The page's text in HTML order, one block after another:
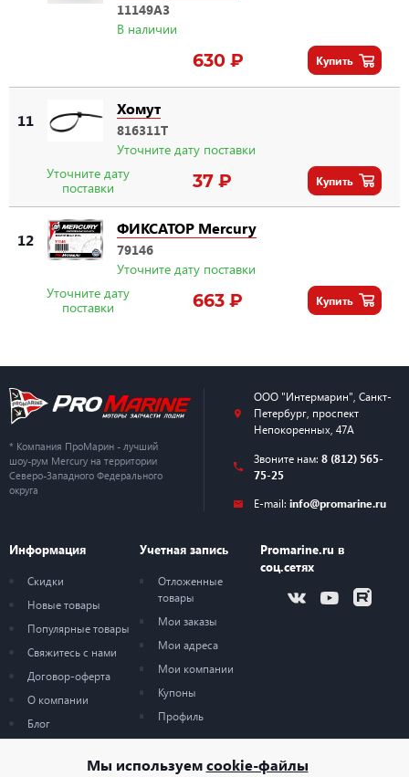
11149A3
В наличии
630 ₽ Купить
11
Хомут
816311T
Уточните дату поставки
Уточните дату
поставки
37 ₽ Купить
12
ФИКСАТОР Mercury
79146
Уточните дату поставки
Уточните дату
поставки
663 ₽ Купить
Мы используемcookie-файлы
* Компания ПроМарин - лучший
шоу-рум Mercury на территории
Северо-Западного Федерального
округа
ООО "Интермарин", Санкт-
Петербург, проспект
Непокоренных, 47А
Звоните нам: 8 (812) 565-
75-25
E-mail: info@promarine.ru
Информация
Скидки
Новые товары
Популярные товары
Свяжитесь с нами
Договор-оферта
О компании
Блог
Учетная запись
Отложенные
товары
Мои заказы
Мои адреса
Мои компании
Купоны
Профиль
Promarine.ru в
соц.сетях